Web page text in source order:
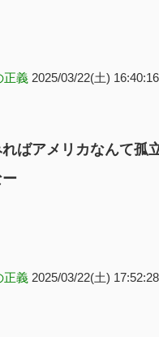
正義 2025/03/22(土)
ばアメリカなんて孤
正義 2025/03/22(土)